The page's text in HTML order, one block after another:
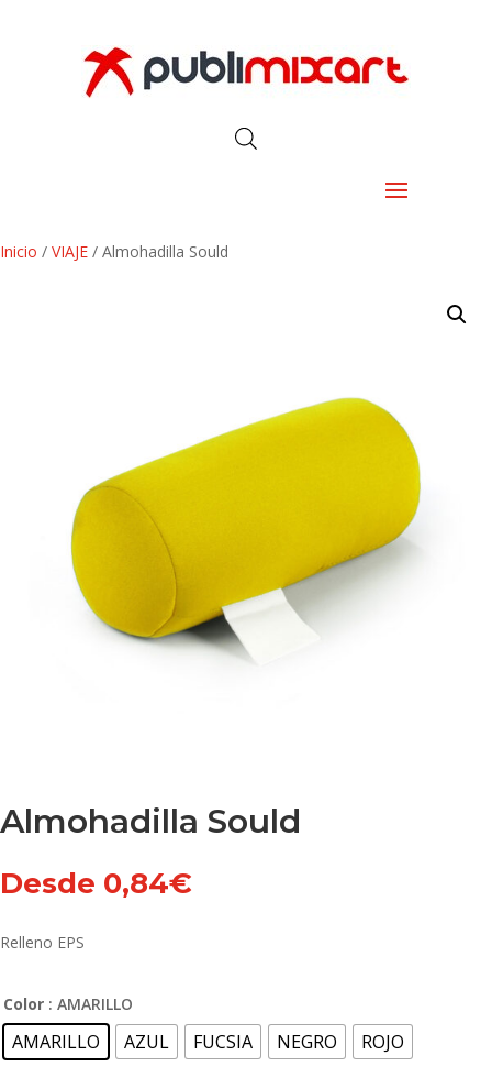
Inicio / VIAJE / Almohadilla Sould
Almohadilla Sould
Desde 0,84€
Relleno EPS
Color : AMARILLO
AMARILLO AZUL FUCSIA NEGRO ROJO